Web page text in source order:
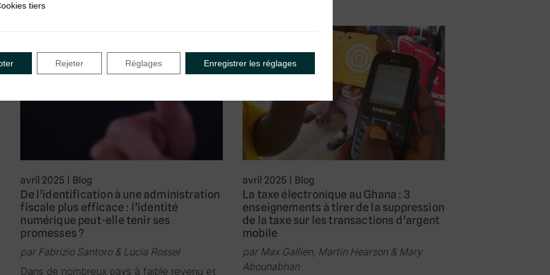
avril 2025 | Blog
De l’identification à une administration
fiscale plus efficace : l’identité
numérique peut-elle tenir ses
promesses ?
par Fabrizio Santoro & Lucia Rossel
Dans de nombreux pays à faible revenu et
avril 2025 | Blog
La taxe électronique au Ghana : 3
enseignements à tirer de la suppression
de la taxe sur les transactions d’argent
mobile
par Max Gallien, Martin Hearson & Mary
Abounabhan
tiers
Rejeter Réglages Enregistrer les réglages